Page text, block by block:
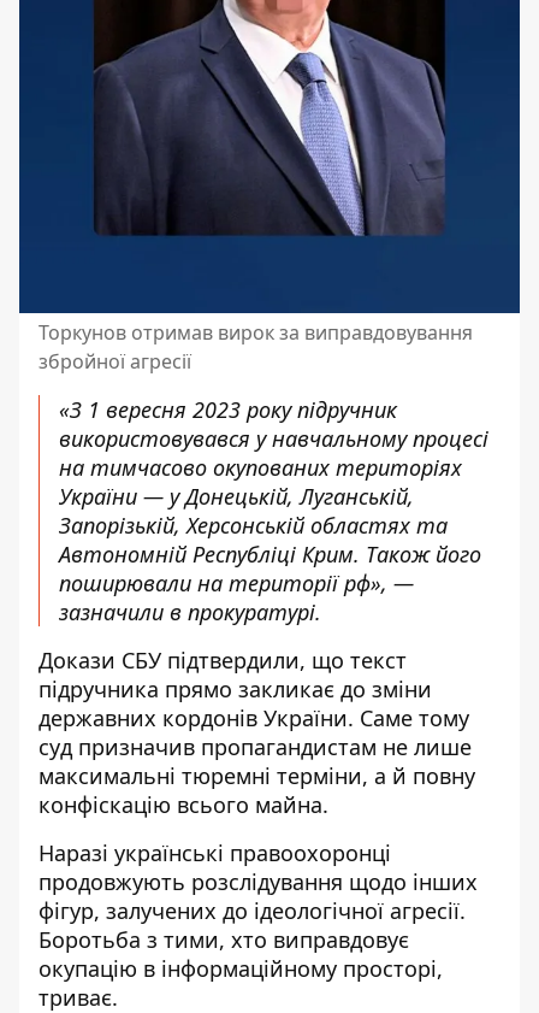
Торкунов отримав вирок за виправдовування
збройної агресії
«З 1 вересня 2023 року підручник
використовувався у навчальному процесі
на тимчасово окупованих територіях
України — у Донецькій, Луганській,
Запорізькій, Херсонській областях та
Автономній Республіці Крим. Також його
поширювали на території рф», —
зазначили в прокуратурі.
Докази СБУ підтвердили, що текст
підручника прямо закликає до зміни
державних кордонів України. Саме тому
суд призначив пропагандистам не лише
максимальні тюремні терміни, а й повну
конфіскацію всього майна.
Наразі українські правоохоронці
продовжують розслідування щодо інших
фігур, залучених до ідеологічної агресії.
Боротьба з тими, хто виправдовує
окупацію в інформаційному просторі,
триває.